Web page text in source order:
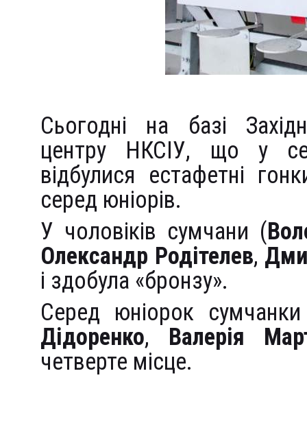
Сьогодні на базі
центру НКСІУ, що у
відбулися естафетні
серед юніорів.
У чоловіків сумчани (
Олександр Родітелев,
і здобула «бронзу».
Серед юніорок
Дідоренко, Валерія
четверте місце.